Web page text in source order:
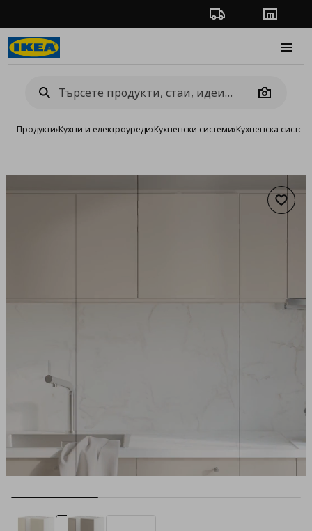
Проследяване на
Camera
Продукти›Кухни и електроуреди›Кухненски системи›Кухненска